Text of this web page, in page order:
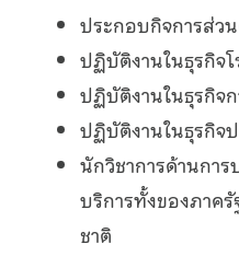
ประกอบกิจการส่ว
ปฏิบัติงานในธุรกิจ
ปฏิบัติงานในธุรกิจ
ปฏิบัติงานในธุรกิจ
นักวิชาการด้านกา
บริการทั้งของภาค
ชาติ